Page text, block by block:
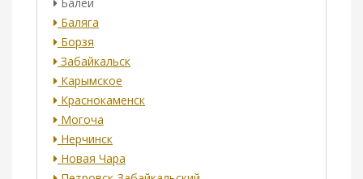
Балей
Баляга
Борзя
Забайкальск
Карымское
Краснокаменск
Могоча
Нерчинск
Новая Чара